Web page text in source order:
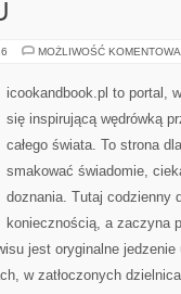
MOŻLIWOŚĆ
icookandbook.pl to portal,
się inspirującą wędrówką
całego świata. To strona
smakować świadomie,
doznania. Tutaj codzienny
koniecznością, a zaczyna
jest oryginalne
w zatłoczonych